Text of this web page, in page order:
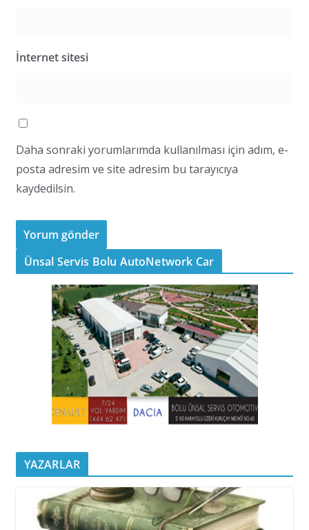
İnternet sitesi
Daha sonraki yorumlarımda kullanılması için adım, e-
posta adresim ve site adresim bu tarayıcıya
kaydedilsin.
Ünsal Servis Bolu AutoNetwork Car
YAZARLAR